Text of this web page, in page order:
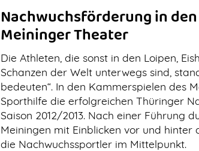
Nachwuchsförderung in
Meininger Theater
Die Athleten, die sonst in den Loipen,
Schanzen der Welt unterwegs sind,
bedeuten“. In den Kammerspielen des
Sporthilfe die erfolgreichen Thüringer
Saison 2012/2013. Nach einer Führung
Meiningen mit Einblicken vor und hinter
die Nachwuchssportler im Mittelpunkt.